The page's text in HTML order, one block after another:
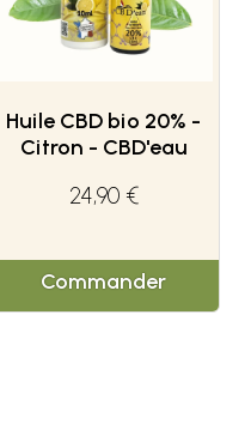
Huile CBD bio 20% -
Citron - CBD'eau
24,90 €
Commander